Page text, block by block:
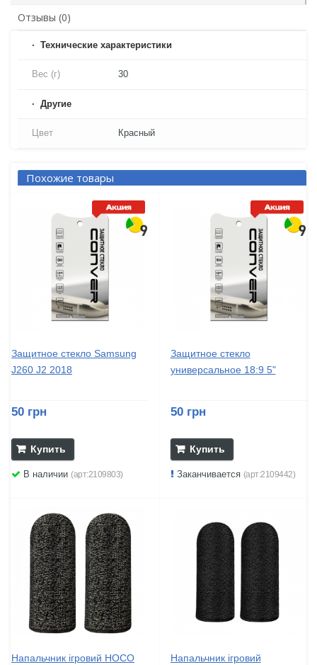
Отзывы (0)
Технические характеристики
Вес (г) 30
Другие
Цвет Красный
Похожие товары
Защитное стекло Samsung
J260 J2 2018
50 грн
Купить
В наличии (арт:2109803)
Защитное стекло
универсальное 18:9 5"
50 грн
Купить
Заканчивается (арт:2109442)
Напальчник ігровий HOCO
Напальчник ігровий